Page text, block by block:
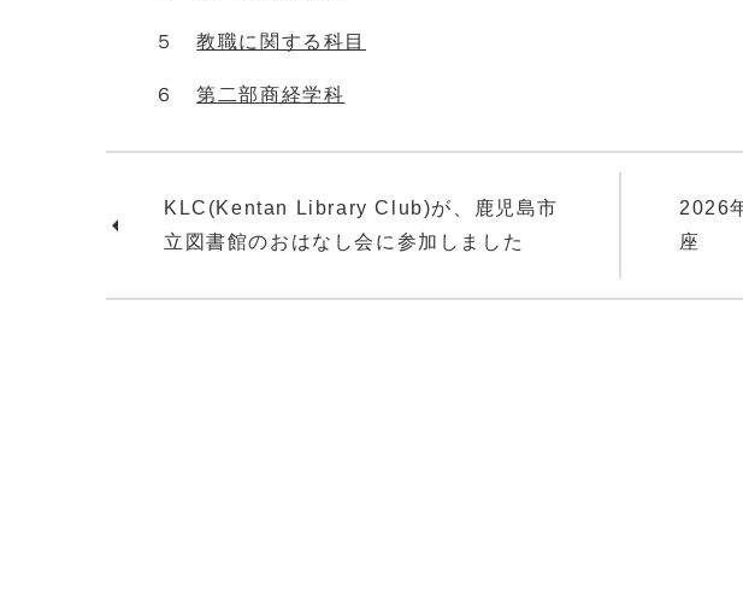
５教職に関する科目
６第二部商経学科
KLC(Kentan Library Club)が、鹿児島市
立図書館のおはなし会に参加しました
2026
座